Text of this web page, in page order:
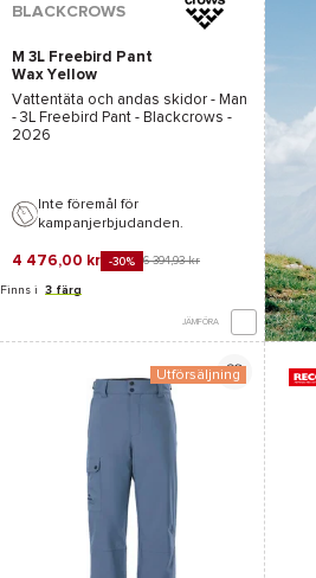
BLACKCROWS
M 3L Freebird Pant
Wax Yellow
Vattentäta och andas skidor - Man
- 3L Freebird Pant - Blackcrows -
2026
Inte föremål för
kampanjerbjudanden.
4 476,00 kr -30% 6 394,93 kr
Finns i 3 färg
JÄMFÖRA
Utförsäljning